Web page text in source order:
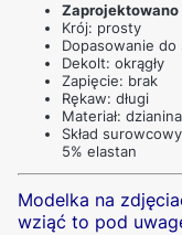
Zaprojektowano
Krój: prosty
Dopasowanie
Dekolt: okrągły
Zapięcie: brak
Rękaw: długi
Materiał:
Skład
5% elastan
Modelka na
wziąć to pod